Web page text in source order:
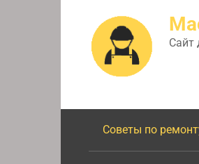
Сайт
Советы по